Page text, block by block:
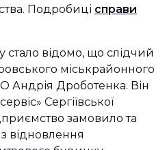
Подробиці справи
стало відомо, що слідчий
міськрайонного
Андрія Дроботенка. Він
Сергіївської
замовило та
відновлення